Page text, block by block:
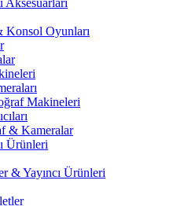
Konsol Oyunları
Makineleri
& Kameralar
Ürünleri
& Yayıncı Ürünleri